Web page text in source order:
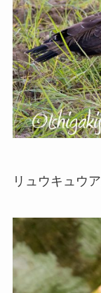
リュウキュウ